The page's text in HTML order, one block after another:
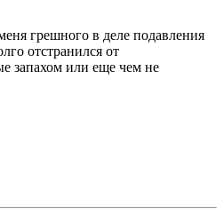
грешного в деле подавления
отстранился от
запахом или еще чем не